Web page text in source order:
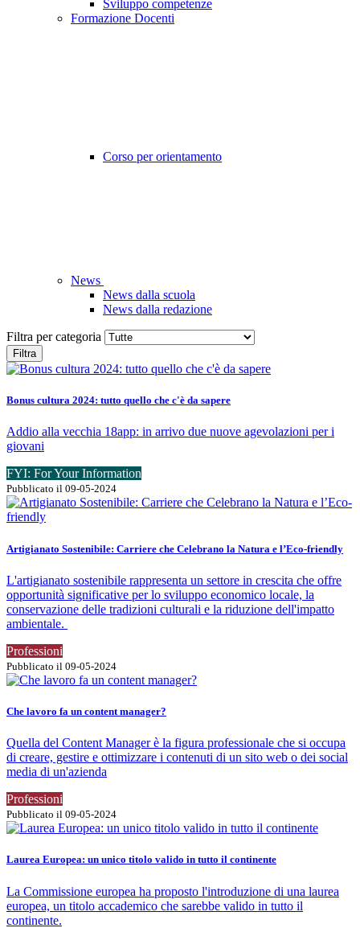
Sviluppo competenze
Formazione Docenti
Corso per orientamento
News
News dalla scuola
News dalla redazione
Filtra per categoria
Filtra
Bonus cultura 2024: tutto quello che c'è da sapere
Addio alla vecchia 18app: in arrivo due nuove agevolazioni per i
giovani
FYI: For Your Information
Pubblicato il 09-05-2024
Artigianato Sostenibile: Carriere che Celebrano la Natura e l’Eco-friendly
L'artigianato sostenibile rappresenta un settore in crescita che offre
opportunità significative per lo sviluppo economico locale, la
conservazione delle tradizioni culturali e la riduzione dell'impatto
ambientale.
Professioni
Pubblicato il 09-05-2024
Che lavoro fa un content manager?
Quella del Content Manager è la figura professionale che si occupa
di creare, gestire e ottimizzare i contenuti di un sito web o dei social
media di un'azienda
Professioni
Pubblicato il 09-05-2024
Laurea Europea: un unico titolo valido in tutto il continente
La Commissione europea ha proposto l'introduzione di una laurea
europea, un titolo accademico che sarebbe valido in tutto il
continente.